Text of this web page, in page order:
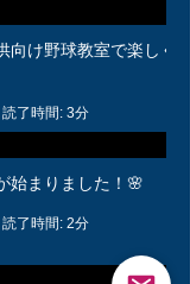
向け野球教室で楽しく
読了時間: 3分
始まりました！🌸
読了時間: 2分